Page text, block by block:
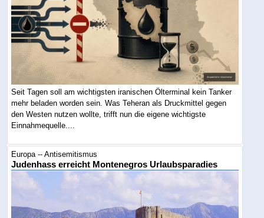
Seit Tagen soll am wichtigsten iranischen Ölterminal kein Tanker
mehr beladen worden sein. Was Teheran als Druckmittel gegen
den Westen nutzen wollte, trifft nun die eigene wichtigste
Einnahmequelle....
Europa -- Antisemitismus
Judenhass erreicht Montenegros Urlaubsparadies